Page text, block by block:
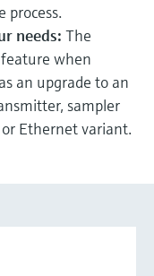
needs: The
when
an upgrade to an
sampler
Ethernet variant.